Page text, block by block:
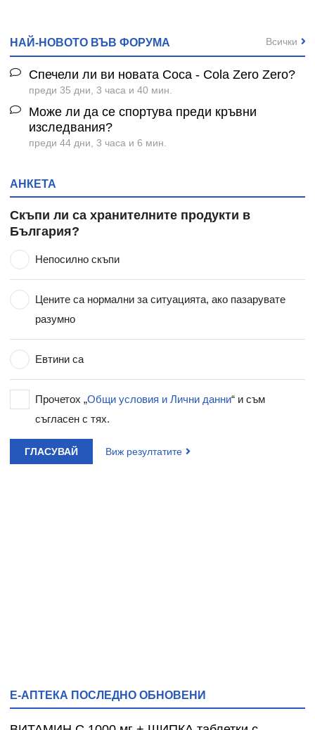
НАЙ-НОВОТО ВЪВ ФОРУМА
Спечели ли ви новата Coca - Cola Zero Zero?
преди 35 дни, 3 часа и 40 мин.
Може ли да се спортува преди кръвни
изследвания?
преди 44 дни, 3 часа и 6 мин.
Всички
АНКЕТА
Скъпи ли са хранителните продукти в
България?
Непосилно скъпи
Цените са нормални за ситуацията, ако пазарувате
разумно
Евтини са
Прочетох „Общи условия и Лични данни“ и съм
съгласен с тях.
ГЛАСУВАЙ Виж резултатите
Е-АПТЕКА ПОСЛЕДНО ОБНОВЕНИ